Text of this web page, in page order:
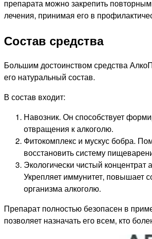
препарата можно закрепить
лечения, принимая его в
Состав средства
Большим достоинством средства
его натуральный состав.
В состав входит:
Навозник. Он способствует
отвращения к алкоголю.
Фитокомплекс и мускус бобра.
восстановить систему
Экологически чистый концентрат
Укрепляет иммунитет, повышает
организма алкоголю.
Препарат полностью безопасен в
позволяет назначать его всем, кто